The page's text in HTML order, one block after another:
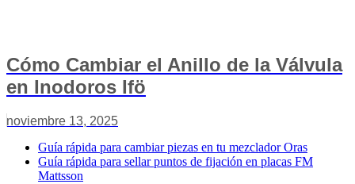
Cómo Cambiar el Anillo de la Válvula
en Inodoros Ifö
noviembre 13, 2025
Guía rápida para cambiar piezas en tu mezclador Oras
Guía rápida para sellar puntos de fijación en placas FM
Mattsson